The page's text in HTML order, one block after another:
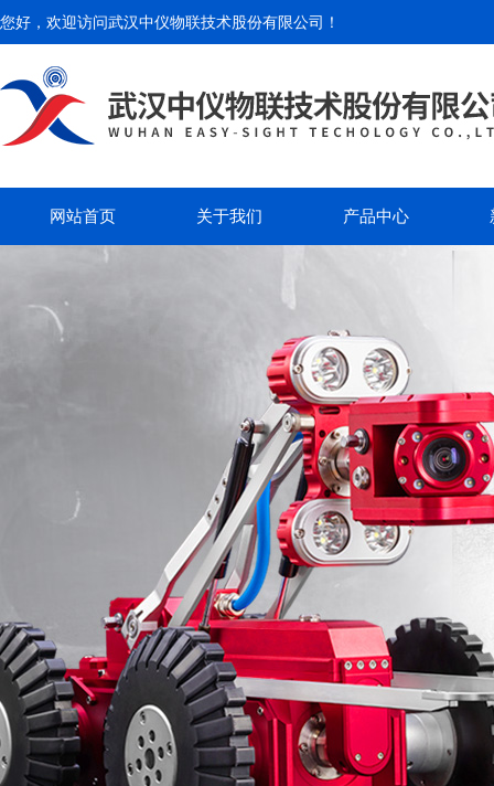
您好，欢迎访问武汉中仪物联技术股份有限公司 ！
网站首页 关于我们 产品中心